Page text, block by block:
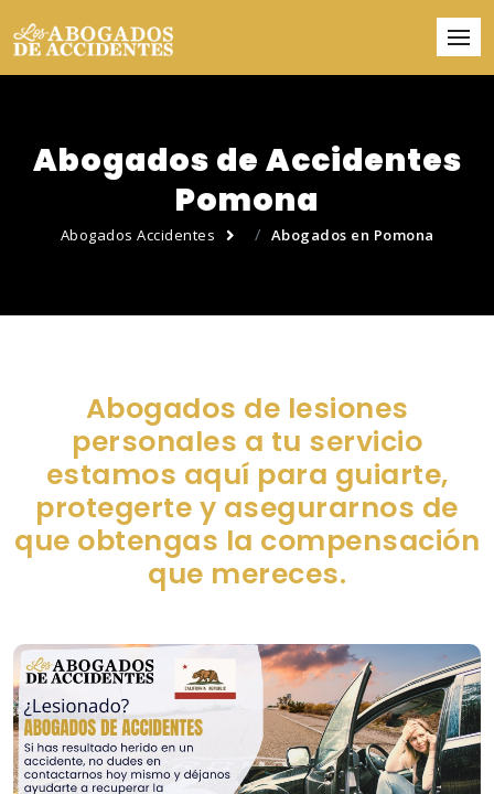
Abogados de Accidentes
Pomona
Abogados Accidentes Abogados en Pomona
Abogados de lesiones
personales a tu servicio
estamos aquí para guiarte,
protegerte y asegurarnos de
que obtengas la compensación
que mereces.